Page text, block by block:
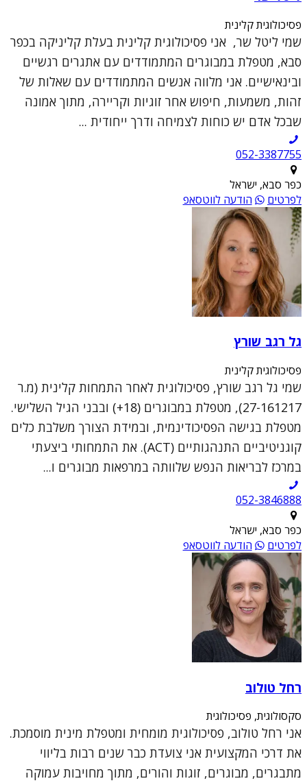
פסיכולוגית קלינית
שמי ליטל שר, אני פסיכולוגית קלינית בעלת קליניקה בכפר
סבא, מטפלת במבוגרים המתמודדים עם אתגרים רגשיים
ובינאישיים. אני מלווה אנשים המתמודדים עם שאלות של
זהות, משמעות, חיפוש אחר זוגיות וקריירה, מתוך אמונה
שבכל אדם יש כוחות לצמיחה ודרך ייחודית ...
052-3387755
כפר סבא, ישראל
לפרטים
הודעה לווטסאפ
גל רגב שורץ
פסיכולוגית קלינית
שמי גל רגב שורץ, פסיכולוגית לאחר התמחות קלינית (מ.ר
27-161217), מטפלת במבוגרים (18+) ובבני הגיל השלישי.
מטפלת בגישה הפסיכודינמית, ובמידת הצורך משלבת כלים
קוגניטיביים התנהגותיים (ACT). את התמחותי ביצעתי
במרכז לבריאות הנפש שלוותה במרפאות מבוגרים ו...
052-3846888
כפר סבא, ישראל
לפרטים
הודעה לווטסאפ
רחל טולוב
סקסולוגית, פסיכולוגית
אני רחל טולוב, פסיכולוגית מומחית ומטפלת מינית מוסמכת.
את דרכי המקצועית אני צועדת כבר שנים רבות בליווי
מתבגרים, מבוגרים, זוגות והורים, מתוך מחויבות עמוקה